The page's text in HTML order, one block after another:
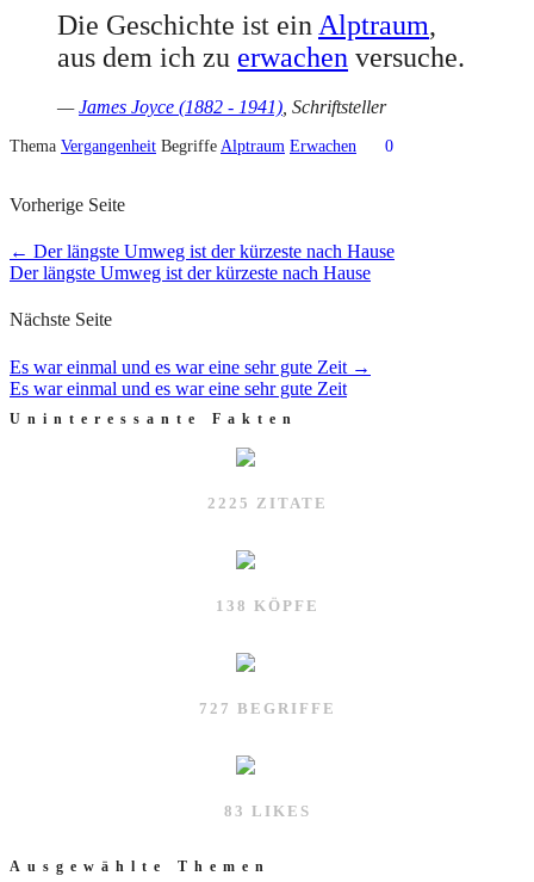
Die Geschichte ist ein Alptraum,
aus dem ich zu erwachen versuche.
—James Joyce (1882 - 1941), Schriftsteller
Thema Vergangenheit Begriffe Alptraum Erwachen 0
Vorherige Seite
← Der längste Umweg ist der kürzeste nach Hause
Der längste Umweg ist der kürzeste nach Hause
Nächste Seite
Es war einmal und es war eine sehr gute Zeit →
Es war einmal und es war eine sehr gute Zeit
Uninteressante Fakten
2225 ZITATE
138 KÖPFE
727 BEGRIFFE
83 LIKES
Ausgewählte Themen